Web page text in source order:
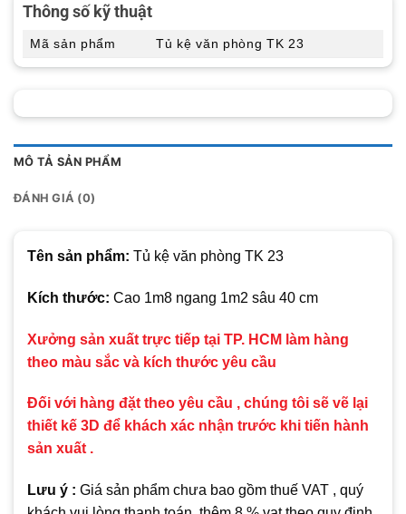
MÔ TẢ SẢN PHẨM
ĐÁNH GIÁ (0)
Tên sản phẩm: Tủ kệ văn phòng TK 23
Kích thước: Cao 1m8 ngang 1m2 sâu 40 cm
Xưởng sản xuất trực tiếp tại TP. HCM làm hàng
theo màu sắc và kích thước yêu cầu
Đối với hàng đặt theo yêu cầu , chúng tôi sẽ vẽ lại
thiết kế 3D để khách xác nhận trước khi tiến hành
sản xuất .
Lưu ý : Giá sản phẩm chưa bao gồm thuế VAT , quý
Thông số kỹ thuật
Mã sản phẩm Tủ kệ văn phòng TK 23